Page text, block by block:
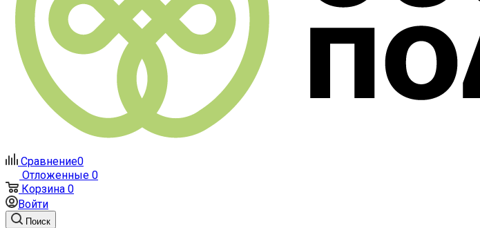
Сравнение0
Отложенные 0
Корзина 0
Войти
Поиск